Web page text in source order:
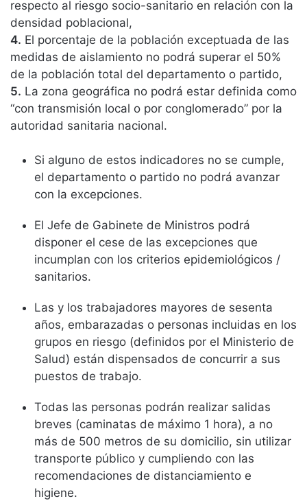
respecto al riesgo socio-sanitario en relación con la
densidad poblacional,
4. El porcentaje de la población exceptuada de las
medidas de aislamiento no podrá superar el 50%
de la población total del departamento o partido,
5. La zona geográfica no podrá estar definida como
“con transmisión local o por conglomerado” por la
autoridad sanitaria nacional.
Si alguno de estos indicadores no se cumple,
el departamento o partido no podrá avanzar
con la excepciones.
El Jefe de Gabinete de Ministros podrá
disponer el cese de las excepciones que
incumplan con los criterios epidemiológicos /
sanitarios.
Las y los trabajadores mayores de sesenta
años, embarazadas o personas incluidas en los
grupos en riesgo (definidos por el Ministerio de
Salud) están dispensados de concurrir a sus
puestos de trabajo.
Todas las personas podrán realizar salidas
breves (caminatas de máximo 1 hora), a no
más de 500 metros de su domicilio, sin utilizar
transporte público y cumpliendo con las
recomendaciones de distanciamiento e
higiene.